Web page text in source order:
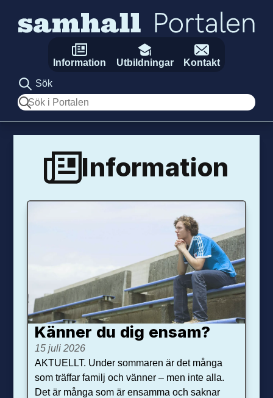
Information Utbildningar
Kontakt
Sök
Sök
Information
Känner du dig ensam?
15 juli 2026
AKTUELLT. Under sommaren är det många
som träffar familj och vänner – men inte alla.
Det är många som är ensamma och saknar